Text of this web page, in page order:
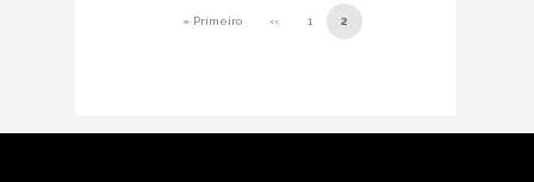
Paginação« Primeiro
Primeira página
‹‹
Página anterior
1 2